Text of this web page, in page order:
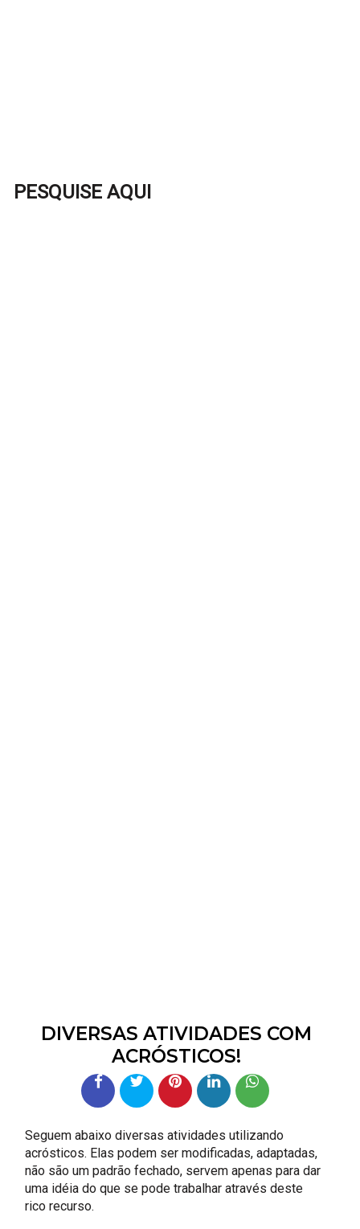
PESQUISE AQUI
DIVERSAS ATIVIDADES COM
ACRÓSTICOS!
Seguem abaixo diversas atividades utilizando
acrósticos. Elas podem ser modificadas, adaptadas,
não são um padrão fechado, servem apenas para dar
uma idéia do que se pode trabalhar através deste
rico recurso.